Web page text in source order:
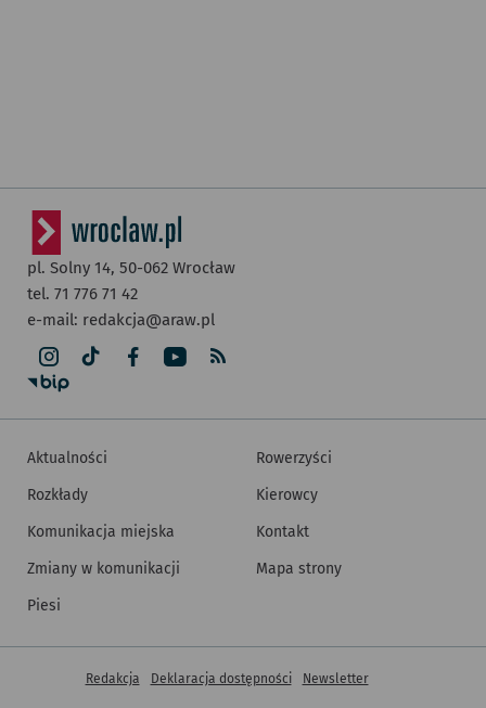
pl. Solny 14, 50-062 Wrocław
tel. 71 776 71 42
e-mail: redakcja@araw.pl
Aktualności
Rozkłady
Komunikacja miejska
Zmiany w komunikacji
Piesi
Rowerzyści
Kierowcy
Kontakt
Mapa strony
Inne informacje
Redakcja Deklaracja dostępności Newsletter